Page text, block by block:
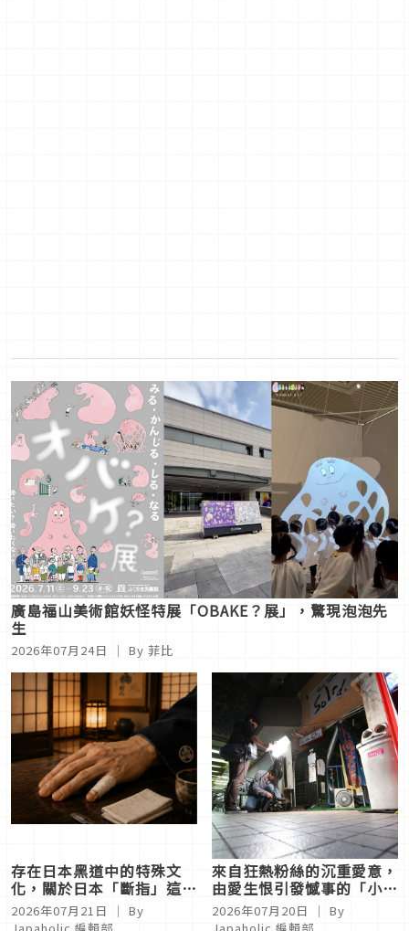
廣島福山美術館妖怪特展「OBAKE？展」，驚現泡泡先
生
2026年07月24日 ｜ By 菲比
存在日本黑道中的特殊文
化，關於日本「斷指」這回
事
2026年07月21日
｜ By
來自狂熱粉絲的沉重愛意，
由愛生恨引發憾事的「小金
井跟蹤狂殺人未遂事件」
2026年07月20日
｜ By